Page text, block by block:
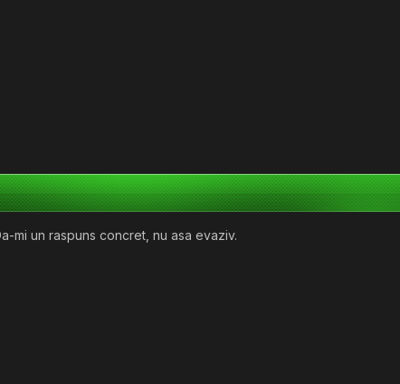
mi un raspuns concret, nu asa evaziv.